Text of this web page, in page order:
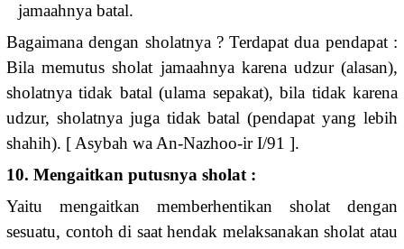
jamaahnya batal.
Bagaimana dengan sholatnya ? Terdapat dua pendapat :
Bila memutus sholat jamaahnya karena udzur (alasan),
sholatnya tidak batal (ulama sepakat), bila tidak karena
udzur, sholatnya juga tidak batal (pendapat yang lebih
shahih). [ Asybah wa An-Nazhoo-ir I/91 ].
10. Mengaitkan putusnya sholat :
Yaitu mengaitkan memberhentikan sholat dengan
sesuatu, contoh di saat hendak melaksanakan sholat atau